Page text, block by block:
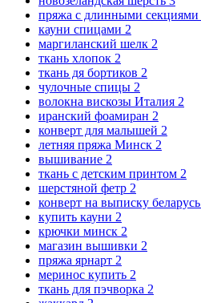
пряжа с длинными секциями
кауни спицами 2
маргиланский шелк 2
ткань хлопок 2
ткань дя бортиков 2
чулочные спицы 2
волокна вискозы Италия 2
иранский фоамиран 2
конверт для малышей 2
летняя пряжа Минск 2
вышивание 2
ткань с детским принтом 2
шерстяной фетр 2
конверт на выписку беларусь
купить кауни 2
крючки минск 2
магазин вышивки 2
пряжа ярнарт 2
меринос купить 2
ткань для пэчворка 2